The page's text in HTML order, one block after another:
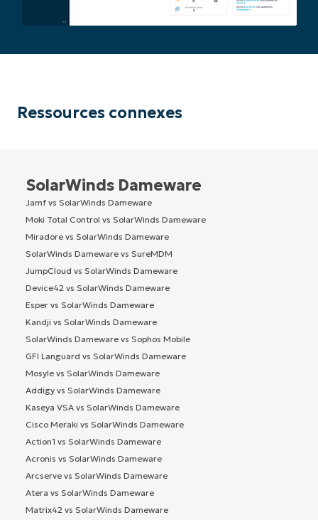
Ressources connexes
SolarWinds Dameware
Jamf vs SolarWinds Dameware
Moki Total Control vs SolarWinds Dameware
Miradore vs SolarWinds Dameware
SolarWinds Dameware vs SureMDM
JumpCloud vs SolarWinds Dameware
Device42 vs SolarWinds Dameware
Esper vs SolarWinds Dameware
Kandji vs SolarWinds Dameware
SolarWinds Dameware vs Sophos Mobile
GFI Languard vs SolarWinds Dameware
Mosyle vs SolarWinds Dameware
Addigy vs SolarWinds Dameware
Kaseya VSA vs SolarWinds Dameware
Cisco Meraki vs SolarWinds Dameware
Action1 vs SolarWinds Dameware
Acronis vs SolarWinds Dameware
Arcserve vs SolarWinds Dameware
Atera vs SolarWinds Dameware
Matrix42 vs SolarWinds Dameware